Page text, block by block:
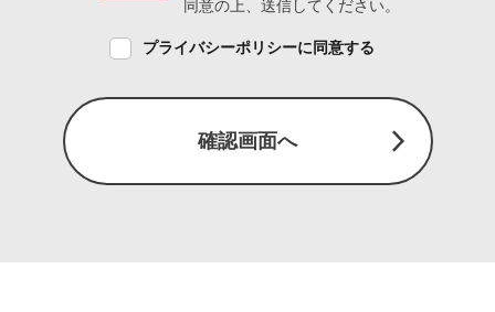
同意の上、送信してください。
プライバシーポリシーに同意する
確認画面へ